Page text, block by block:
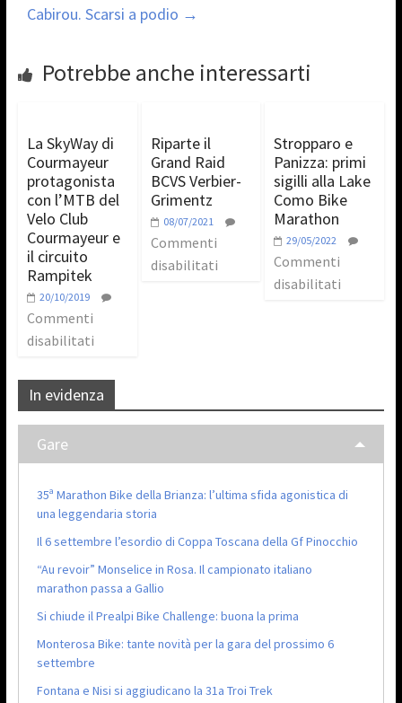
Cabirou. Scarsi a podio →
Potrebbe anche interessarti
La SkyWay di
Courmayeur
protagonista
con l’MTB del
Velo Club
Courmayeur e
il circuito
Rampitek
20/10/2019
Commenti
disabilitati
Riparte il
Grand Raid
BCVS Verbier-
Grimentz
08/07/2021
Commenti
disabilitati
Stropparo e
Panizza: primi
sigilli alla Lake
Como Bike
Marathon
29/05/2022
Commenti
disabilitati
In evidenza
Gare
35ª Marathon Bike della Brianza: l’ultima sfida agonistica di
una leggendaria storia
Il 6 settembre l’esordio di Coppa Toscana della Gf Pinocchio
“Au revoir” Monselice in Rosa. Il campionato italiano
marathon passa a Gallio
Si chiude il Prealpi Bike Challenge: buona la prima
Monterosa Bike: tante novità per la gara del prossimo 6
settembre
Fontana e Nisi si aggiudicano la 31a Troi Trek